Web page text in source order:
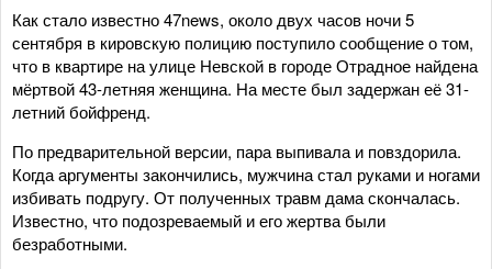
Как стало известно 47news, около двух часов ночи 5
сентября в кировскую полицию поступило сообщение о том,
что в квартире на улице Невской в городе Отрадное найдена
мёртвой 43-летняя женщина. На месте был задержан её 31-
летний бойфренд.
По предварительной версии, пара выпивала и повздорила.
Когда аргументы закончились, мужчина стал руками и ногами
избивать подругу. От полученных травм дама скончалась.
Известно, что подозреваемый и его жертва были
безработными.